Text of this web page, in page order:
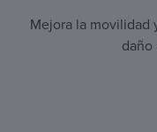
Mejora la movilidad
daño